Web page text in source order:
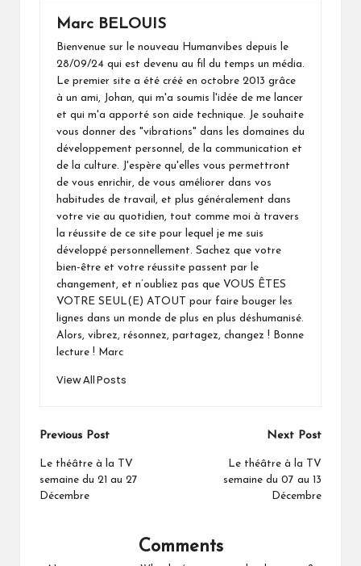
Marc BELOUIS
Bienvenue sur le nouveau Humanvibes depuis le
28/09/24 qui est devenu au fil du temps un média.
Le premier site a été créé en octobre 2013 grâce
à un ami, Johan, qui m'a soumis l'idée de me lancer
et qui m'a apporté son aide technique. Je souhaite
vous donner des "vibrations" dans les domaines du
développement personnel, de la communication et
de la culture. J'espère qu'elles vous permettront
de vous enrichir, de vous améliorer dans vos
habitudes de travail, et plus généralement dans
votre vie au quotidien, tout comme moi à travers
la réussite de ce site pour lequel je me suis
développé personnellement. Sachez que votre
bien-être et votre réussite passent par le
changement, et n’oubliez pas que VOUS ÊTES
VOTRE SEUL(E) ATOUT pour faire bouger les
lignes dans un monde de plus en plus déshumanisé.
Alors, vibrez, résonnez, partagez, changez ! Bonne
lecture ! Marc
View All Posts
Post
navigation
Previous Post
Le théâtre à la TV
semaine du 21 au 27
Décembre
Next Post
Le théâtre à la TV
semaine du 07 au 13
Décembre
Comments